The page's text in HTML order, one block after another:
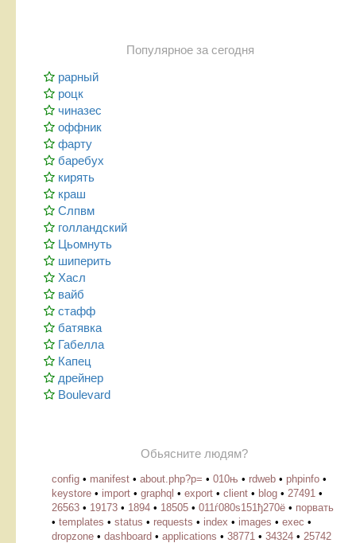
Популярное за сегодня
рарный
роцк
чиназес
оффник
фарту
баребух
кирять
краш
Слпвм
голландский
Цьомнуть
шиперить
Хасл
вайб
стафф
батявка
Габелла
Капец
дрейнер
Boulevard
Обьясните людям?
config • manifest • about.php?p= • 010њ • rdweb • phpinfo •
keystore • import • graphql • export • client • blog • 27491 •
26563 • 19173 • 1894 • 18505 • 011ѓ080ѕ151ђ270ё • порвать
• templates • status • requests • index • images • exec •
dropzone • dashboard • applications • 38771 • 34324 • 25742